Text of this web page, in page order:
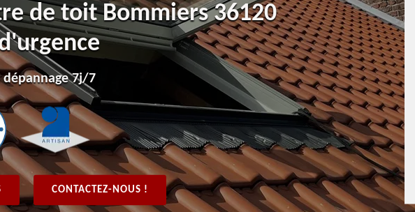
de toit Bommiers 36120
dépannage 7j/7
CONTACTEZ-NOUS !